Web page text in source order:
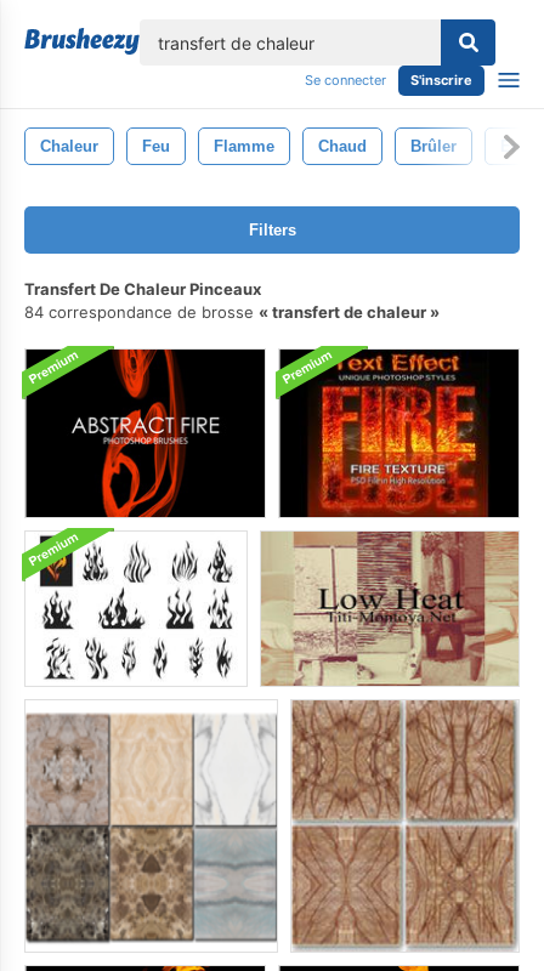
Se connecter S'inscrire
Chaleur Feu Flamme Chaud Brûler Enfer
Filters
Transfert De Chaleur Pinceaux
84 correspondance de brosse
transfert de chaleur